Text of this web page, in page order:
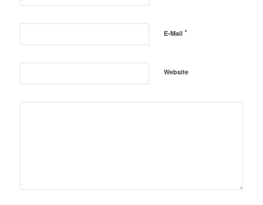
E-Mail *
Website